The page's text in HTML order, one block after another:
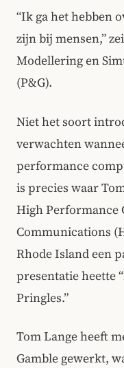
“Ik ga het hebben
zijn bij mensen,”
Modellering en
(P&G).
Niet het soort
verwachten
performance
is precies waar
High Performance
Communications
Rhode Island een
presentatie heette
Pringles.”
Tom Lange heeft
Gamble gewerkt,